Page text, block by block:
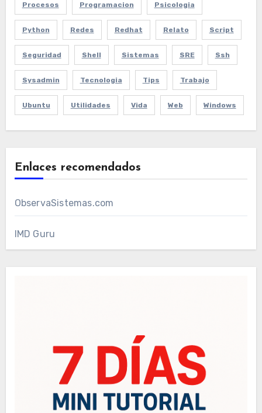
Procesos Programacion Psicologia
Python Redes Redhat Relato Script
Seguridad Shell Sistemas SRE Ssh
Sysadmin Tecnologia Tips Trabajo
Ubuntu Utilidades Vida Web Windows
Enlaces recomendados
ObservaSistemas.com
IMD Guru